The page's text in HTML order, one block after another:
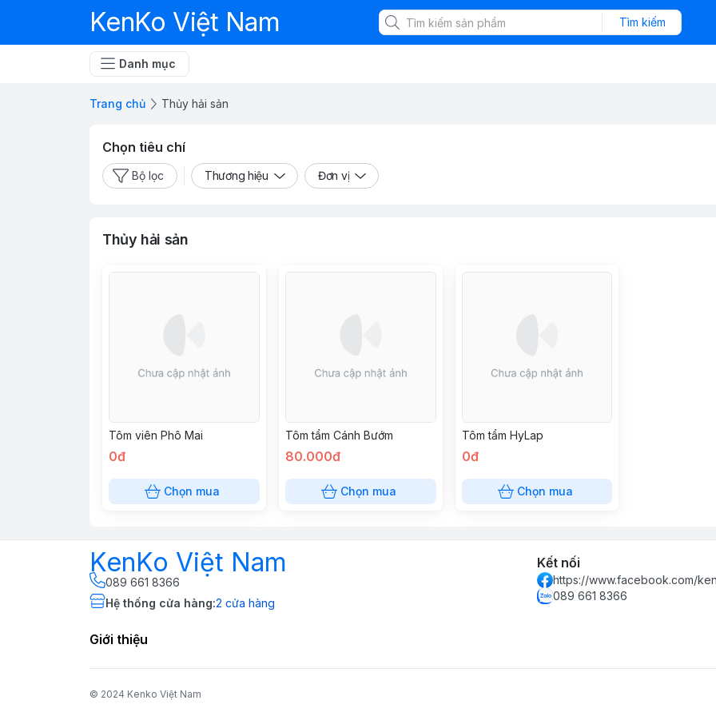
KenKo Việt Nam Tìm kiếm
Danh mục
Trang chủ Thủy hải sản
Chọn tiêu chí
Bộ lọc Thương hiệu Đơn vị
Thủy hải sản
Tôm viên Phô Mai
0đ
Chọn mua
Tôm tẩm Cánh Bướm
80.000đ
Chọn mua
Tôm tẩm HyLap
0đ
Chọn mua
KenKo Việt Nam
089 661 8366
Hệ thống cửa hàng:2 cửa hàng
Kết nối
https://www.facebook.com/
089 661 8366
Giới thiệu
© 2024 Kenko Việt Nam